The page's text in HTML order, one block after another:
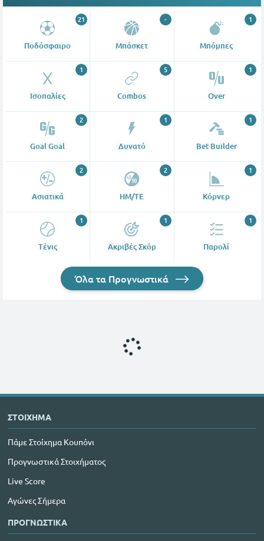
Ποδόσφαιρο
21
Μπάσκετ
-
Μπόμπες
1
Ισοπαλίες
1
Combos
5
Over
1
Goal Goal
2
Δυνατό
1
Bet Builder
1
Ασιατικά
2
ΗΜ/ΤΕ
2
Κόρνερ
1
Tένις
1
Ακριβές Σκόρ
1
Παρολί
1
Όλα τα Προγνωστικά
ΣΤΟΙΧΗΜΑ
Πάμε Στοίχημα Κουπόνι
Προγνωστικά Στοιχήματος
Live Score
Αγώνες Σήμερα
ΠΡΟΓΝΩΣΤΙΚΑ